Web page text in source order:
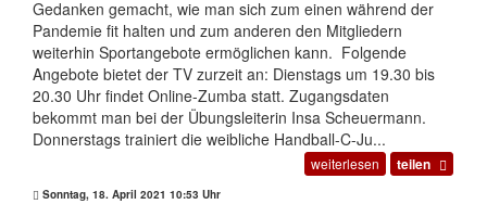
Gedanken gemacht, wie man sich zum einen während der
Pandemie fit halten und zum anderen den Mitgliedern
weiterhin Sportangebote ermöglichen kann. Folgende
Angebote bietet der TV zurzeit an: Dienstags um 19.30 bis
20.30 Uhr findet Online-Zumba statt. Zugangsdaten
bekommt man bei der Übungsleiterin Insa Scheuermann.
Donnerstags trainiert die weibliche Handball-C-Ju...
weiterlesen teilen
Sonntag, 18. April 2021 10:53 Uhr